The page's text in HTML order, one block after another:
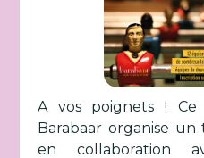
A vos poignets !
Barabaar organise
en collaboration